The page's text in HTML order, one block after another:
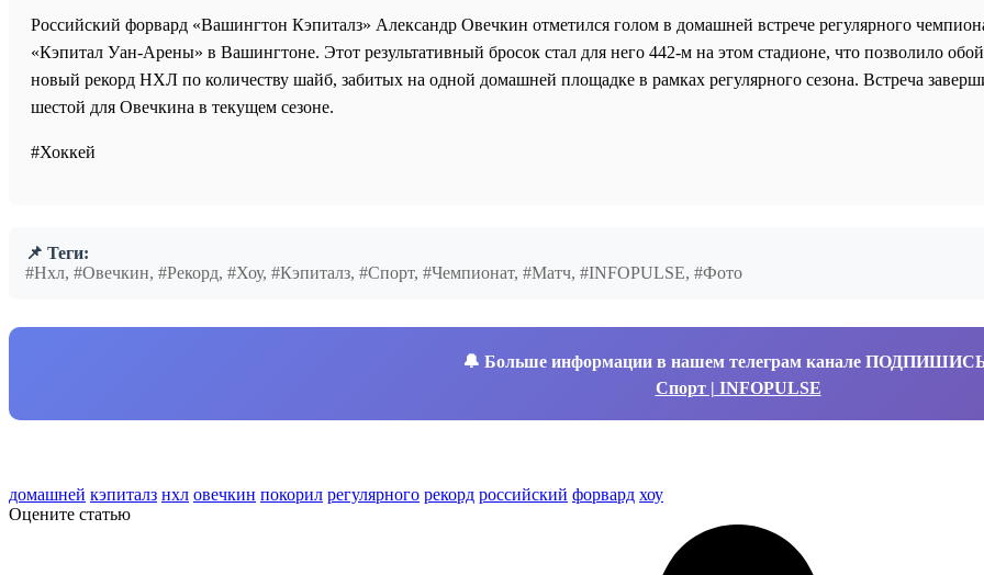
Российский форвард «Вашингтон Кэпиталз» Александр Овечкин отметился голом в домашней встрече регулярного
«Кэпитал Уан-Арены» в Вашингтоне. Этот результативный бросок стал для него 442-м на этом стадионе, что позволило
новый рекорд НХЛ по количеству шайб, забитых на одной домашней площадке в рамках регулярного сезона. Встреча
шестой для Овечкина в текущем сезоне.
#Хоккей
📌 Теги:
#Нхл, #Овечкин, #Рекорд, #Хоу, #Кэпиталз, #Спорт, #Чемпионат, #Матч, #INFOPULSE, #Фото
🔔 Больше информации в нашем телеграм канале
Спорт | INFOPULSE
домашней кэпиталз нхл овечкин покорил регулярного рекорд российский форвард хоу
Оцените статью